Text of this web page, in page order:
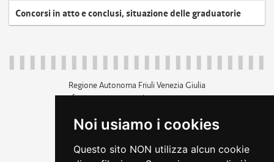
Noi usiamo i cookies
Questo sito NON utilizza alcun cookie
Concorsi in atto e conclusi, situazione delle graduatorie
Regione Autonoma Friuli Venezia Giulia
c.f. 80014930327; p.iva 00526040324
+39 040 3771111